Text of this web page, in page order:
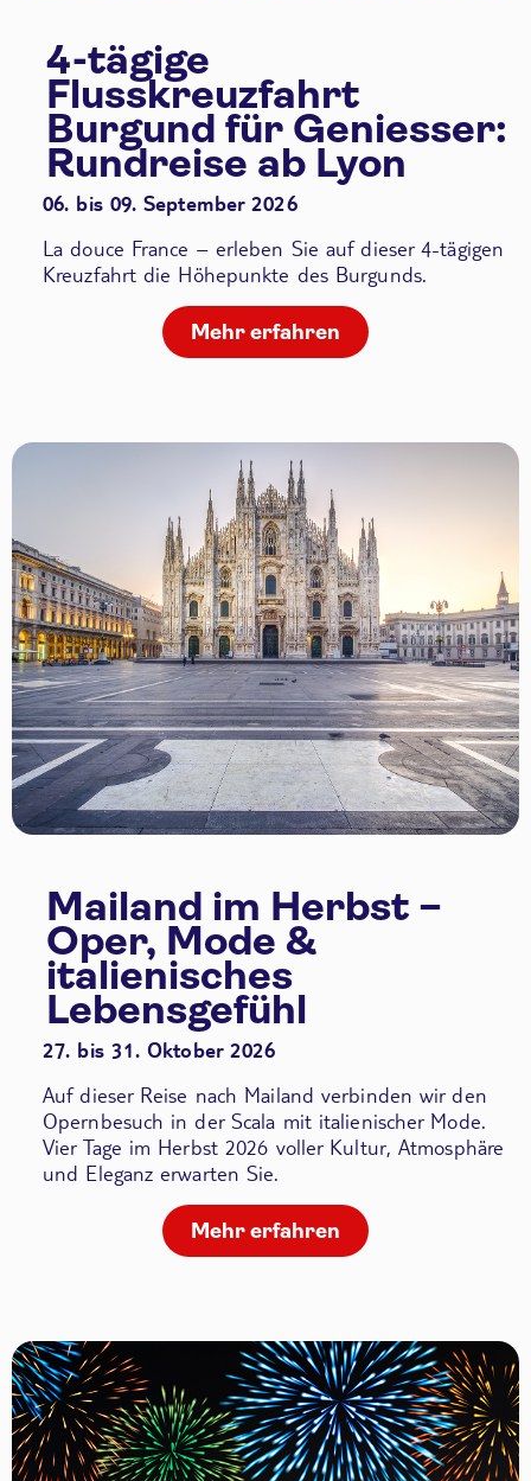
4-tägige
Flusskreuzfahrt
Burgund für Geniesser:
Rundreise ab Lyon
06. bis 09. September 2026
La douce France – erleben Sie auf dieser 4-tägigen
Kreuzfahrt die Höhepunkte des Burgunds.
Mehr erfahren
Mailand im Herbst –
Oper, Mode &
italienisches
Lebensgefühl
27. bis 31. Oktober 2026
Auf dieser Reise nach Mailand verbinden wir den
Opernbesuch in der Scala mit italienischer Mode.
Vier Tage im Herbst 2026 voller Kultur, Atmosphäre
und Eleganz erwarten Sie.
Mehr erfahren